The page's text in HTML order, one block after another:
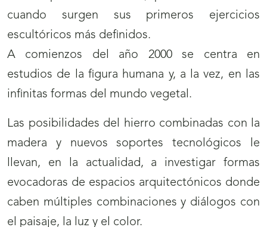
cuando surgen sus primeros ejercicios
escultóricos más definidos.
A comienzos del año 2000 se centra en
estudios de la figura humana y, a la vez, en las
infinitas formas del mundo vegetal.
Las posibilidades del hierro combinadas con la
madera y nuevos soportes tecnológicos le
llevan, en la actualidad, a investigar formas
evocadoras de espacios arquitectónicos donde
caben múltiples combinaciones y diálogos con
el paisaje, la luz y el color.